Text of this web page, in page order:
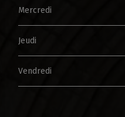
Mercredi
Jeudi
Vendredi